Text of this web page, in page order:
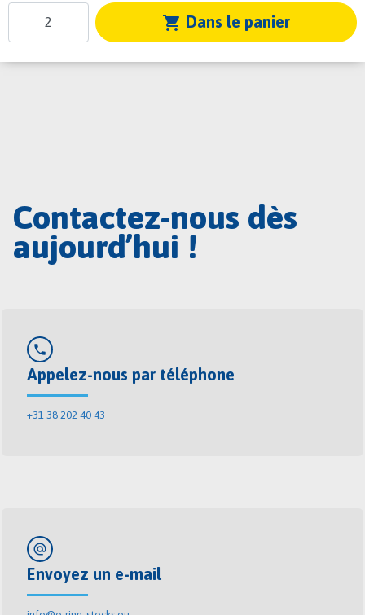
shopping_cart Dans le panier
Contactez-nous dès
aujourd’hui !
phone
Appelez-nous par téléphone
+31 38 202 40 43
alternate_email
Envoyez un e-mail